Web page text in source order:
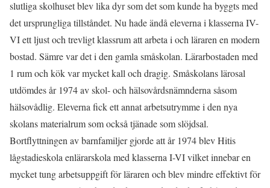
slutliga skolhuset blev lika dyr som det som kunde ha byggts med
det ursprungliga tillståndet. Nu hade ändå eleverna i klasserna IV-
VI ett ljust och trevligt klassrum att arbeta i och läraren en modern
bostad. Sämre var det i den gamla småskolan. Lärarbostaden med
1 rum och kök var mycket kall och dragig. Småskolans lärosal
utdömdes år 1974 av skol- och hälsovårdsnämnderna såsom
hälsovådlig. Eleverna fick ett annat arbetsutrymme i den nya
skolans materialrum som också tjänade som slöjdsal.
Bortflyttningen av barnfamiljer gjorde att år 1974 blev Hitis
lågstadieskola enlärarskola med klasserna I-VI vilket innebar en
mycket tung arbetsuppgift för läraren och blev mindre effektivt för